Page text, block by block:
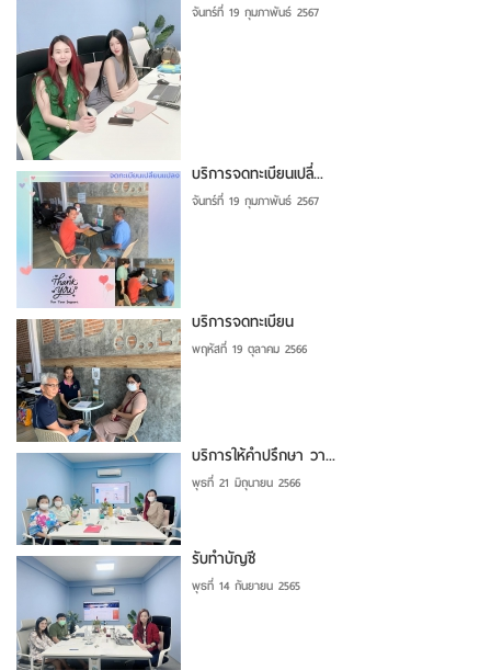
จันทร์ที่ 19 กุมภาพันธ์ 2567
บริการจดทะเบียนเปลี่...
จันทร์ที่ 19 กุมภาพันธ์ 2567
บริการจดทะเบียน
พฤหัสที่ 19 ตุลาคม 2566
บริการให้คำปรึกษา วา...
พุธที่ 21 มิถุนายน 2566
รับทำบัญชี
พุธที่ 14 กันยายน 2565